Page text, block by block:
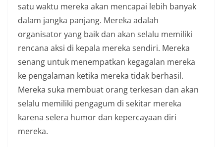
satu waktu mereka akan mencapai lebih banyak
dalam jangka panjang. Mereka adalah
organisator yang baik dan akan selalu memiliki
rencana aksi di kepala mereka sendiri. Mereka
senang untuk menempatkan kegagalan mereka
ke pengalaman ketika mereka tidak berhasil.
Mereka suka membuat orang terkesan dan akan
selalu memiliki pengagum di sekitar mereka
karena selera humor dan kepercayaan diri
mereka.